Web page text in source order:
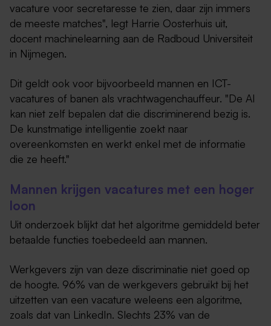
vacature voor secretaresse te zien, daar zijn immers
de meeste matches", legt Harrie Oosterhuis uit,
docent machinelearning aan de Radboud Universiteit
in Nijmegen.
Dit geldt ook voor bijvoorbeeld mannen en ICT-
vacatures of banen als vrachtwagenchauffeur. "De AI
kan niet zelf bepalen dat die discriminerend bezig is.
De kunstmatige intelligentie zoekt naar
overeenkomsten en werkt enkel met de informatie
die ze heeft."
Mannen krijgen vacatures met een hoger
loon
Uit onderzoek blijkt dat het algoritme gemiddeld beter
betaalde functies toebedeeld aan mannen.
Werkgevers zijn van deze discriminatie niet goed op
de hoogte. 96% van de werkgevers gebruikt bij het
uitzetten van een vacature weleens een algoritme,
zoals dat van LinkedIn. Slechts 23% van de